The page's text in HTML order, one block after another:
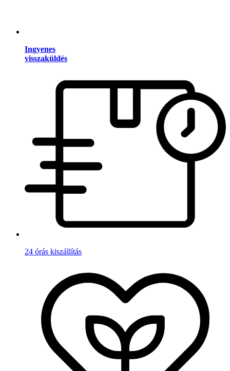
Ingyenes
visszaküldés
24 órás kiszállítás